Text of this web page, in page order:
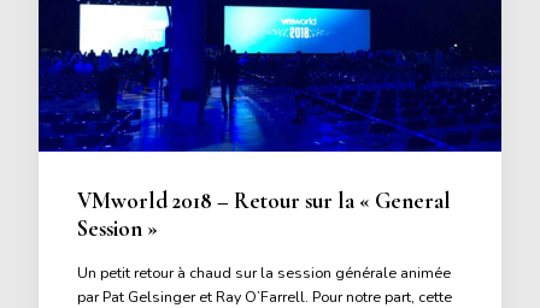
VMworld 2018 – Retour sur la « General
Session »
Un petit retour à chaud sur la session générale animée
par Pat Gelsinger et Ray O’Farrell. Pour notre part, cette